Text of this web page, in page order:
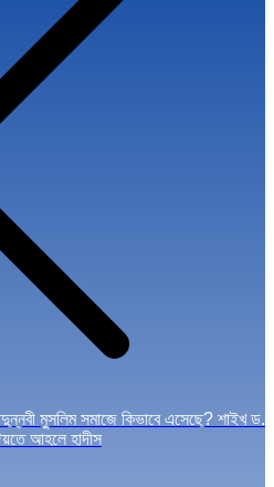
মুসলিম সমাজে কিভাবে এসেছে? শাইখ ড.
আহলে হাদীস